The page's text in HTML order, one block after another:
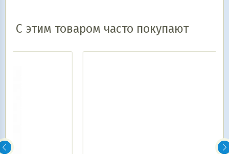
С этим товаром часто покупают